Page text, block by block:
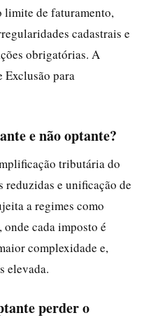
limite de faturamento,
cadastrais e
obrigatórias. A
Exclusão para
e não optante?
tributária do
e unificação de
a regimes como
cada imposto é
complexidade e,
elevada.
perder o